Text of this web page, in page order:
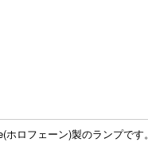
ロフェーン)製のランプです。